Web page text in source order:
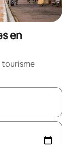
en
tourisme
flèches vers le